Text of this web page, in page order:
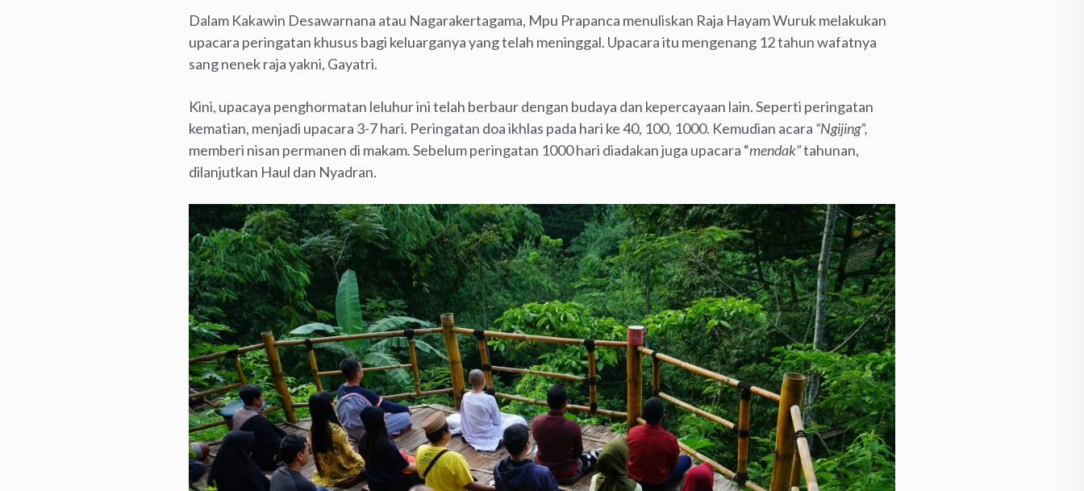
Dalam Kakawin Desawarnana atau Nagarakertagama, Mpu Prapanca menuliskan Raja Hayam Wuruk melakukan
upacara peringatan khusus bagi keluarganya yang telah meninggal. Upacara itu mengenang 12 tahun wafatnya
sang nenek raja yakni, Gayatri.
Kini, upacaya penghormatan leluhur ini telah berbaur dengan budaya dan kepercayaan lain. Seperti peringatan
kematian, menjadi upacara 3-7 hari. Peringatan doa ikhlas pada hari ke 40, 100, 1000. Kemudian acara “Ngijing”,
memberi nisan permanen di makam.Sebelum peringatan 1000 hari diadakan juga upacara “mendak”tahunan,
dilanjutkan Haul dan Nyadran.